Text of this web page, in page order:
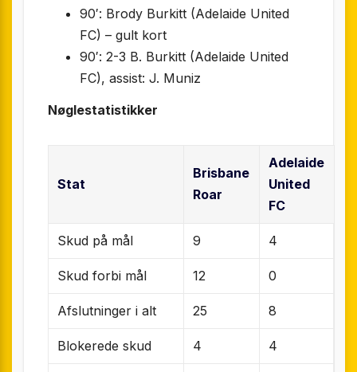
90′: Brody Burkitt (Adelaide United
FC) – gult kort
90′: 2-3 B. Burkitt (Adelaide United
FC), assist: J. Muniz
Nøglestatistikker
Stat
Brisbane
Roar
Adelaide
United
FC
Skud på mål 9 4
Skud forbi mål 12 0
Afslutninger i alt 25 8
Blokerede skud 4 4